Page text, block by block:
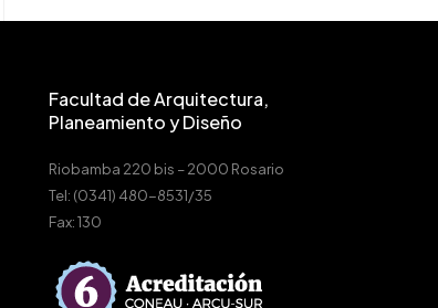
Facultad de Arquitectura,
Planeamiento y Diseño
Riobamba 220 bis – 2000 Rosario
Tel: (0341) 480-8531/35
Fax: 130